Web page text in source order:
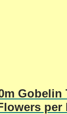
Gobelin
per